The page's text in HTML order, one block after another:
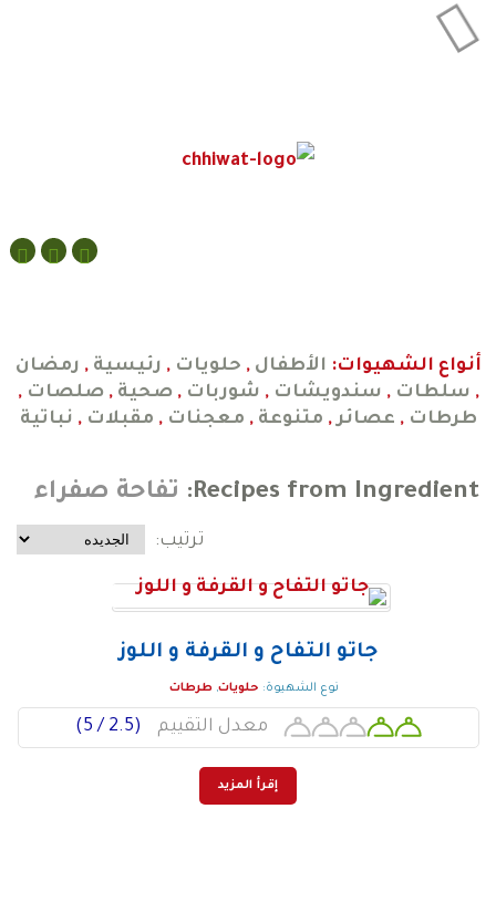
أنواع الشهيوات: الأطفال , حلويات , رئيسية , رمضان
, سلطات , سندويشات , شوربات ,صحية ,صلصات ,
طرطات , عصائر, متنوعة , معجنات , مقبلات , نباتية
Recipes from Ingredient: تفاحة صفراء
ترتيب:
جاتو التفاح و القرفة و اللوز
نوع الشهيوة: حلويات, طرطات
معدل التقييم (2.5 /
5
)
إقرأ المزيد